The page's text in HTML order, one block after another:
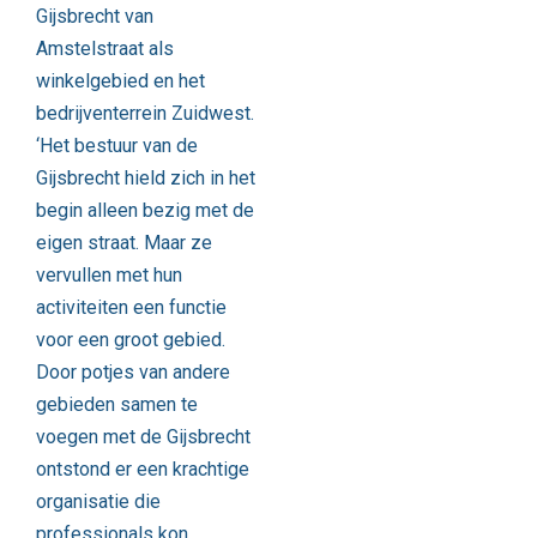
Gijsbrecht van
Amstelstraat als
winkelgebied en het
bedrijventerrein Zuidwest.
‘Het bestuur van de
Gijsbrecht hield zich in het
begin alleen bezig met de
eigen straat. Maar ze
vervullen met hun
activiteiten een functie
voor een groot gebied.
Door potjes van andere
gebieden samen te
voegen met de Gijsbrecht
ontstond er een krachtige
organisatie die